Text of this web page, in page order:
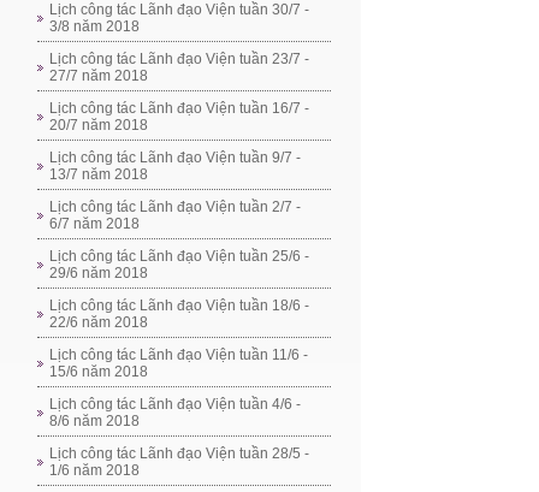
Lịch công tác Lãnh đạo Viện tuần 30/7 -
3/8 năm 2018
Lịch công tác Lãnh đạo Viện tuần 23/7 -
27/7 năm 2018
Lịch công tác Lãnh đạo Viện tuần 16/7 -
20/7 năm 2018
Lịch công tác Lãnh đạo Viện tuần 9/7 -
13/7 năm 2018
Lịch công tác Lãnh đạo Viện tuần 2/7 -
6/7 năm 2018
Lịch công tác Lãnh đạo Viện tuần 25/6 -
29/6 năm 2018
Lịch công tác Lãnh đạo Viện tuần 18/6 -
22/6 năm 2018
Lịch công tác Lãnh đạo Viện tuần 11/6 -
15/6 năm 2018
Lịch công tác Lãnh đạo Viện tuần 4/6 -
8/6 năm 2018
Lịch công tác Lãnh đạo Viện tuần 28/5 -
1/6 năm 2018